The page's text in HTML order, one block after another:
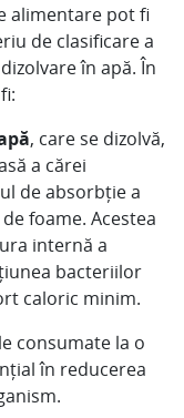
alimentare pot fi
de clasificare a
în apă. În
, care se dizolvă,
a cărei
de absorbție a
foame. Acestea
internă a
bacteriilor
caloric minim.
consumate la o
în reducerea